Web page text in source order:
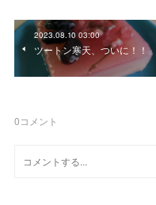
2023.08.10 03:00
ツートン寒天、ついに！！
0コメント